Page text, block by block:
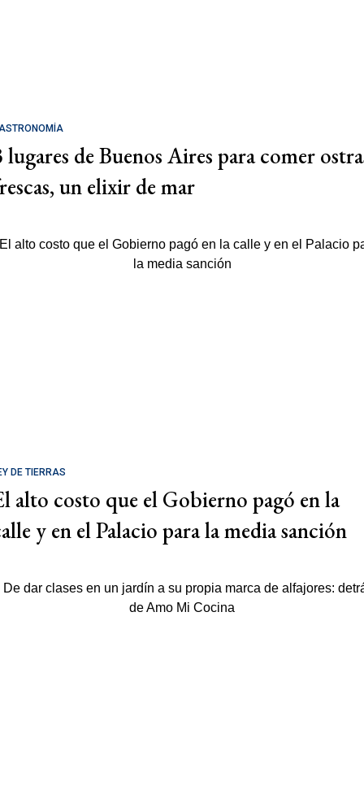
lugares de Buenos Aires para comer
un elixir de mar
DE TIERRAS
alto costo que el Gobierno pagó en la
y en el Palacio para la media sanción